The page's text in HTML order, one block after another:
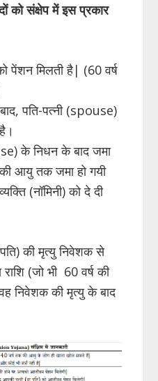
कोसंक्षेप में इस प्रकार
पेंशन मिलती है| (60 वर्ष
पति-पत्नी (spouse)
के निधन के बाद जमा
की आयु तक जमा हो गयी
(नॉमिनी) को दे दी
की मृत्यु निवेशक से
(जो भी 60 वर्ष की
निवेशक की मृत्यु के बाद